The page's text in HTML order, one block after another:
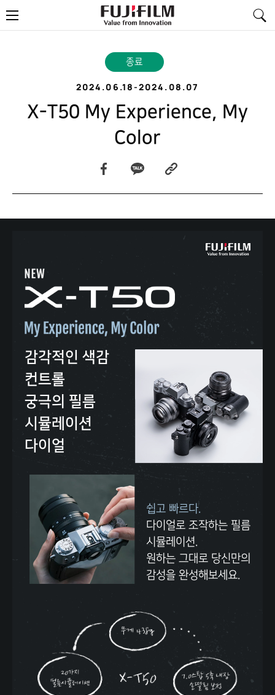
메
뉴
종료
2024.06.18-2024.08.07
X-T50 My Experience, My
Color
M
y
E
x
p
r
i
e
n
c
y
C
감각적인 색감
컨트롤
궁극의 필름
시뮬레이션
다이얼
쉽고 빠르다.
다이얼로 조작하는 필름
시뮬레이션.
원하는 그대로 당신만의
감성을 완성해보세요.